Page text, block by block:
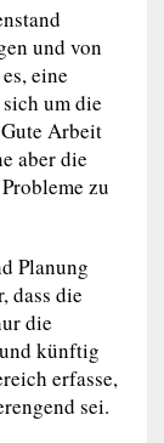
und von
eine
um die
Arbeit
aber die
zu
Planung
dass die
die
künftig
erfasse,
sei.